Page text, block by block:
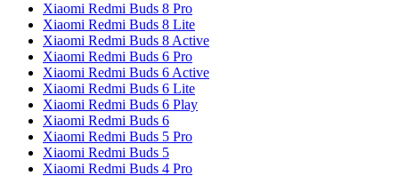
Xiaomi Redmi Buds 8 Pro
Xiaomi Redmi Buds 8 Lite
Xiaomi Redmi Buds 8 Active
Xiaomi Redmi Buds 6 Pro
Xiaomi Redmi Buds 6 Active
Xiaomi Redmi Buds 6 Lite
Xiaomi Redmi Buds 6 Play
Xiaomi Redmi Buds 6
Xiaomi Redmi Buds 5 Pro
Xiaomi Redmi Buds 5
Xiaomi Redmi Buds 4 Pro